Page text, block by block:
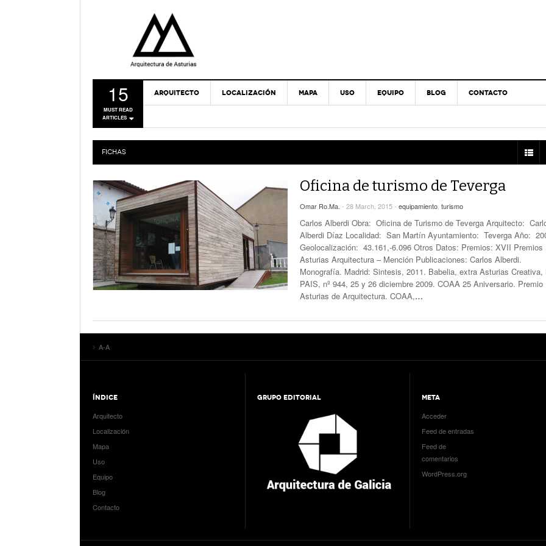
15
MUST READ
ARTICLES
ARQUITECTO LOCALIZACIÓN MAPA USO EQUIPO BLOG CONTACTO
FICHAS
Oficina de turismo de Teverga
Omar Ro.Ma. - 28 March, 2015 - equipamiento turismo
Carlos Alberdi Obra: Oficina de Turismo de Teverga Arquitecto:
Alberdi Díaz Localidad: San Martín Ayuntamiento: Teverga Año:
Geolocalización: 43.161,-6.096 Otros Datos: Premios: XVII Premios
Asturias Arquitectura – Mención Publicaciones: Carlos Alberdi.
Monografía. Madrid: Sintesis, 2011. Babelia, extra Asturias Creativa,
PAIS, nº 944, 25 y 26 diciembre 2009. COAA 25 Aniversario. Premio
Asturias de Arquitectura. COAA,…
A-A
ÍNDICE
Arquitecto
Localización
Mapa
Uso
Equipo
Blog
Contacto
GRUPO EDITORIAL META
Acceder
Feed de entradas
Feed de
comentarios
WordPress.org